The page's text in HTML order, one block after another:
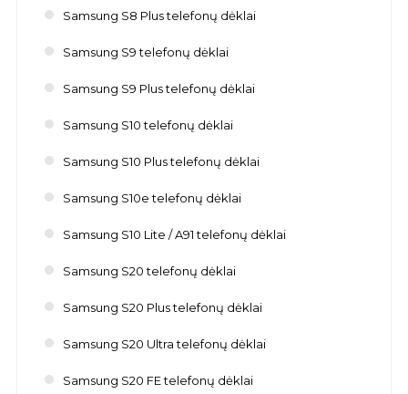
Samsung S8 Plus telefonų dėklai
Samsung S9 telefonų dėklai
Samsung S9 Plus telefonų dėklai
Samsung S10 telefonų dėklai
Samsung S10 Plus telefonų dėklai
Samsung S10e telefonų dėklai
Samsung S10 Lite / A91 telefonų dėklai
Samsung S20 telefonų dėklai
Samsung S20 Plus telefonų dėklai
Samsung S20 Ultra telefonų dėklai
Samsung S20 FE telefonų dėklai